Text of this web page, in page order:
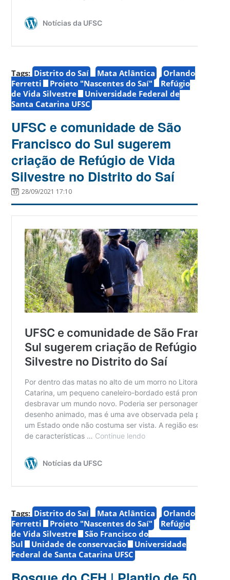
Tags: Distrito do Saí Mata Atlântica
Orlando
Ferretti
Projeto "Nascentes do Saí"
Refúgio
de Vida Silvestre
Universidade Federal de
Santa Catarina UFSC
UFSC e comunidade de São
Francisco do Sul sugerem
criação de Refúgio de Vida
Silvestre no Distrito do Saí
28/09/2021 17:10
Tags: Distrito do Saí Mata Atlântica
Orlando
Ferretti
Projeto "Nascentes do Saí"
Refúgio
de Vida Silvestre
São Francisco do
Sul
Unidade de conservação
Universidade
Federal de Santa Catarina UFSC